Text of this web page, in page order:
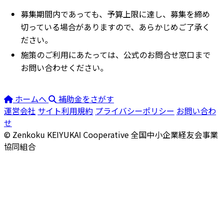
募集期間内であっても、予算上限に達し、募集を締め
切っている場合がありますので、あらかじめご了承く
ださい。
施策のご利用にあたっては、公式のお問合せ窓口まで
お問い合わせください。
ホームへ
補助金をさがす
運営会社 サイト利用規約 プライバシーポリシー お問い合わ
せ
© Zenkoku KEIYUKAI Cooperative全国中小企業経友会事業
協同組合